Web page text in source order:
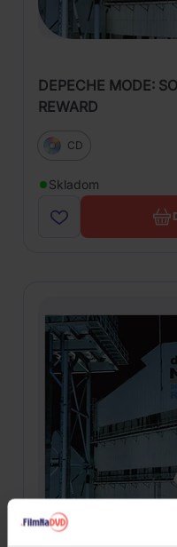
DEPECHE MODE:
REWARD
CD
Skladom